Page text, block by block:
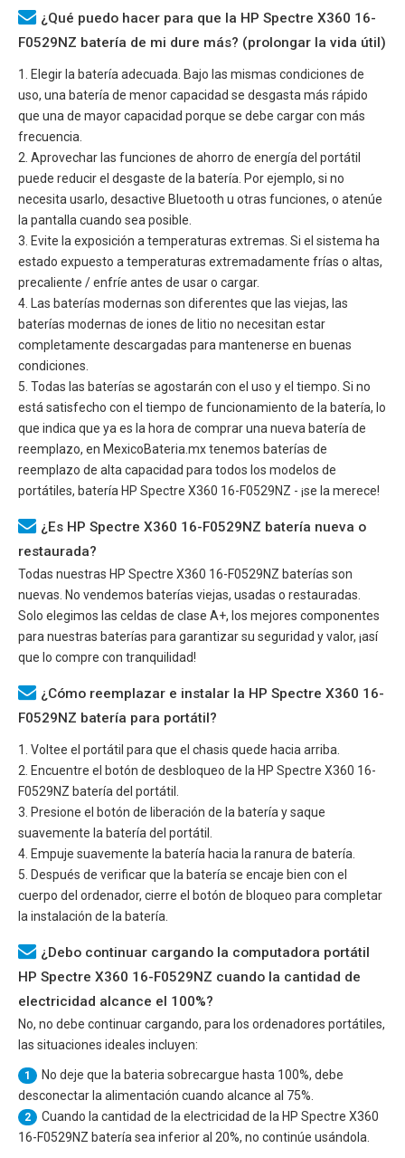
¿Qué puedo hacer para que la HP Spectre X360 16-
F0529NZ batería de mi dure más? (prolongar la vida útil)
1. Elegir la batería adecuada. Bajo las mismas condiciones de
uso, una batería de menor capacidad se desgasta más rápido
que una de mayor capacidad porque se debe cargar con más
frecuencia.
2. Aprovechar las funciones de ahorro de energía del portátil
puede reducir el desgaste de la batería. Por ejemplo, si no
necesita usarlo, desactive Bluetooth u otras funciones, o atenúe
la pantalla cuando sea posible.
3. Evite la exposición a temperaturas extremas. Si el sistema ha
estado expuesto a temperaturas extremadamente frías o altas,
precaliente / enfríe antes de usar o cargar.
4. Las baterías modernas son diferentes que las viejas, las
baterías modernas de iones de litio no necesitan estar
completamente descargadas para mantenerse en buenas
condiciones.
5. Todas las baterías se agostarán con el uso y el tiempo. Si no
está satisfecho con el tiempo de funcionamiento de la batería, lo
que indica que ya es la hora de comprar una nueva batería de
reemplazo, en MexicoBateria.mx tenemos baterías de
reemplazo de alta capacidad para todos los modelos de
portátiles, batería HP Spectre X360 16-F0529NZ - ¡se la merece!
¿Es HP Spectre X360 16-F0529NZ batería nueva o
restaurada?
Todas nuestras HP Spectre X360 16-F0529NZ baterías son
nuevas. No vendemos baterías viejas, usadas o restauradas.
Solo elegimos las celdas de clase A+, los mejores componentes
para nuestras baterías para garantizar su seguridad y valor, ¡así
que lo compre con tranquilidad!
¿Cómo reemplazar e instalar la HP Spectre X360 16-
F0529NZ batería para portátil?
1. Voltee el portátil para que el chasis quede hacia arriba.
2. Encuentre el botón de desbloqueo de la HP Spectre X360 16-
F0529NZ batería del portátil.
3. Presione el botón de liberación de la batería y saque
suavemente la batería del portátil.
4. Empuje suavemente la batería hacia la ranura de batería.
5. Después de verificar que la batería se encaje bien con el
cuerpo del ordenador, cierre el botón de bloqueo para completar
la instalación de la batería.
¿Debo continuar cargando la computadora portátil
HP Spectre X360 16-F0529NZ cuando la cantidad de
electricidad alcance el 100%?
No, no debe continuar cargando, para los ordenadores portátiles,
las situaciones ideales incluyen:
1
No deje que la bateria sobrecargue hasta 100%, debe
desconectar la alimentación cuando alcance al 75%.
2 Cuando la cantidad de la electricidad de la HP Spectre X360
16-F0529NZ batería sea inferior al 20%, no continúe usándola.